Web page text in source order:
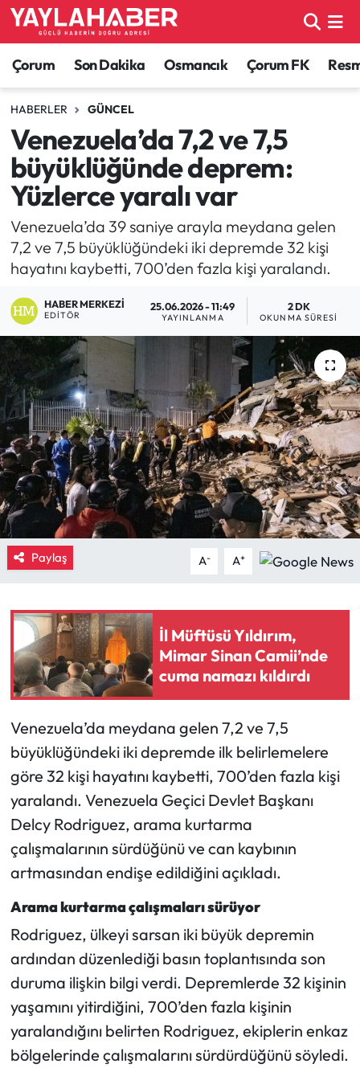
Çorum Son Dakika Osmancık Çorum FK
HABERLER GÜNCEL
Venezuela’da 7,2 ve 7,5
büyüklüğünde deprem:
Yüzlerce yaralı var
Venezuela’da 39 saniye arayla meydana gelen
7,2 ve 7,5 büyüklüğündeki iki depremde 32 kişi
hayatını kaybetti, 700’den fazla kişi yaralandı.
HABER MERKEZI
EDITÖR
25.06.2026 - 11:49
YAYINLANMA
2 DK
OKUNMA SÜRESI
Paylaş A- A+
İl Müftüsü Yıldırım,
Mimar Sinan Camii’nde
cuma namazı kıldırdı
Venezuela’da meydana gelen 7,2 ve 7,5
büyüklüğündeki iki depremde ilk belirlemelere
göre 32 kişi hayatını kaybetti, 700’den fazla kişi
yaralandı. Venezuela Geçici Devlet Başkanı
Delcy Rodriguez, arama kurtarma
çalışmalarının sürdüğünü ve can kaybının
artmasından endişe edildiğini açıkladı.
Arama kurtarma çalışmaları sürüyor
Rodriguez, ülkeyi sarsan iki büyük depremin
ardından düzenlediği basın toplantısında son
duruma ilişkin bilgi verdi. Depremlerde 32 kişinin
yaşamını yitirdiğini, 700’den fazla kişinin
yaralandığını belirten Rodriguez, ekiplerin enkaz
bölgelerinde çalışmalarını sürdürdüğünü söyledi.
Alaca Haberleri
Bayat Haberleri
Bilgi - Keşfet Haberleri
Bilim ve Teknoloji
Boğazkale Haberleri
Çorum Haberleri
Çorum Son Dakika Haberleri
Dodurga Haberleri
Eğitim
Ekonomi
Güncel
İskilip Haberleri
Kargı Haberleri
Kültür Sanat
Laçin Haberleri
Mecitözü Haberleri
Oğuzlar Haberleri
Ortaköy Haberleri
Osmancık Haberleri
Resmi İlan
Resmi Reklam
Sağlık
Çorum Nöbetçi Eczaneler
Çorum Hava Durumu
Çorum Namaz Vakitleri
Çorum Trafik Yoğunluk Haritası
TFF 1.Lig Puan Durumu ve Fikstür
Tüm Manşetler
Son Dakika Haberleri
Haber Arşivi